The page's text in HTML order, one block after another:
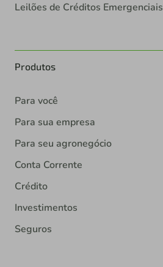
Leilões de Créditos Emergenciais
Produtos
Para você
Para sua empresa
Para seu agronegócio
Conta Corrente
Crédito
Investimentos
Seguros